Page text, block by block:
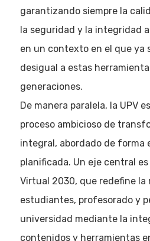
garantizando siempre la
la seguridad y la integridad
en un contexto en el que ya
desigual a estas
generaciones.
De manera paralela, la UPV
proceso ambicioso de
integral, abordado de forma
planificada. Un eje central es
Virtual 2030, que redefine la
estudiantes, profesorado y
universidad mediante la
contenidos y herramientas